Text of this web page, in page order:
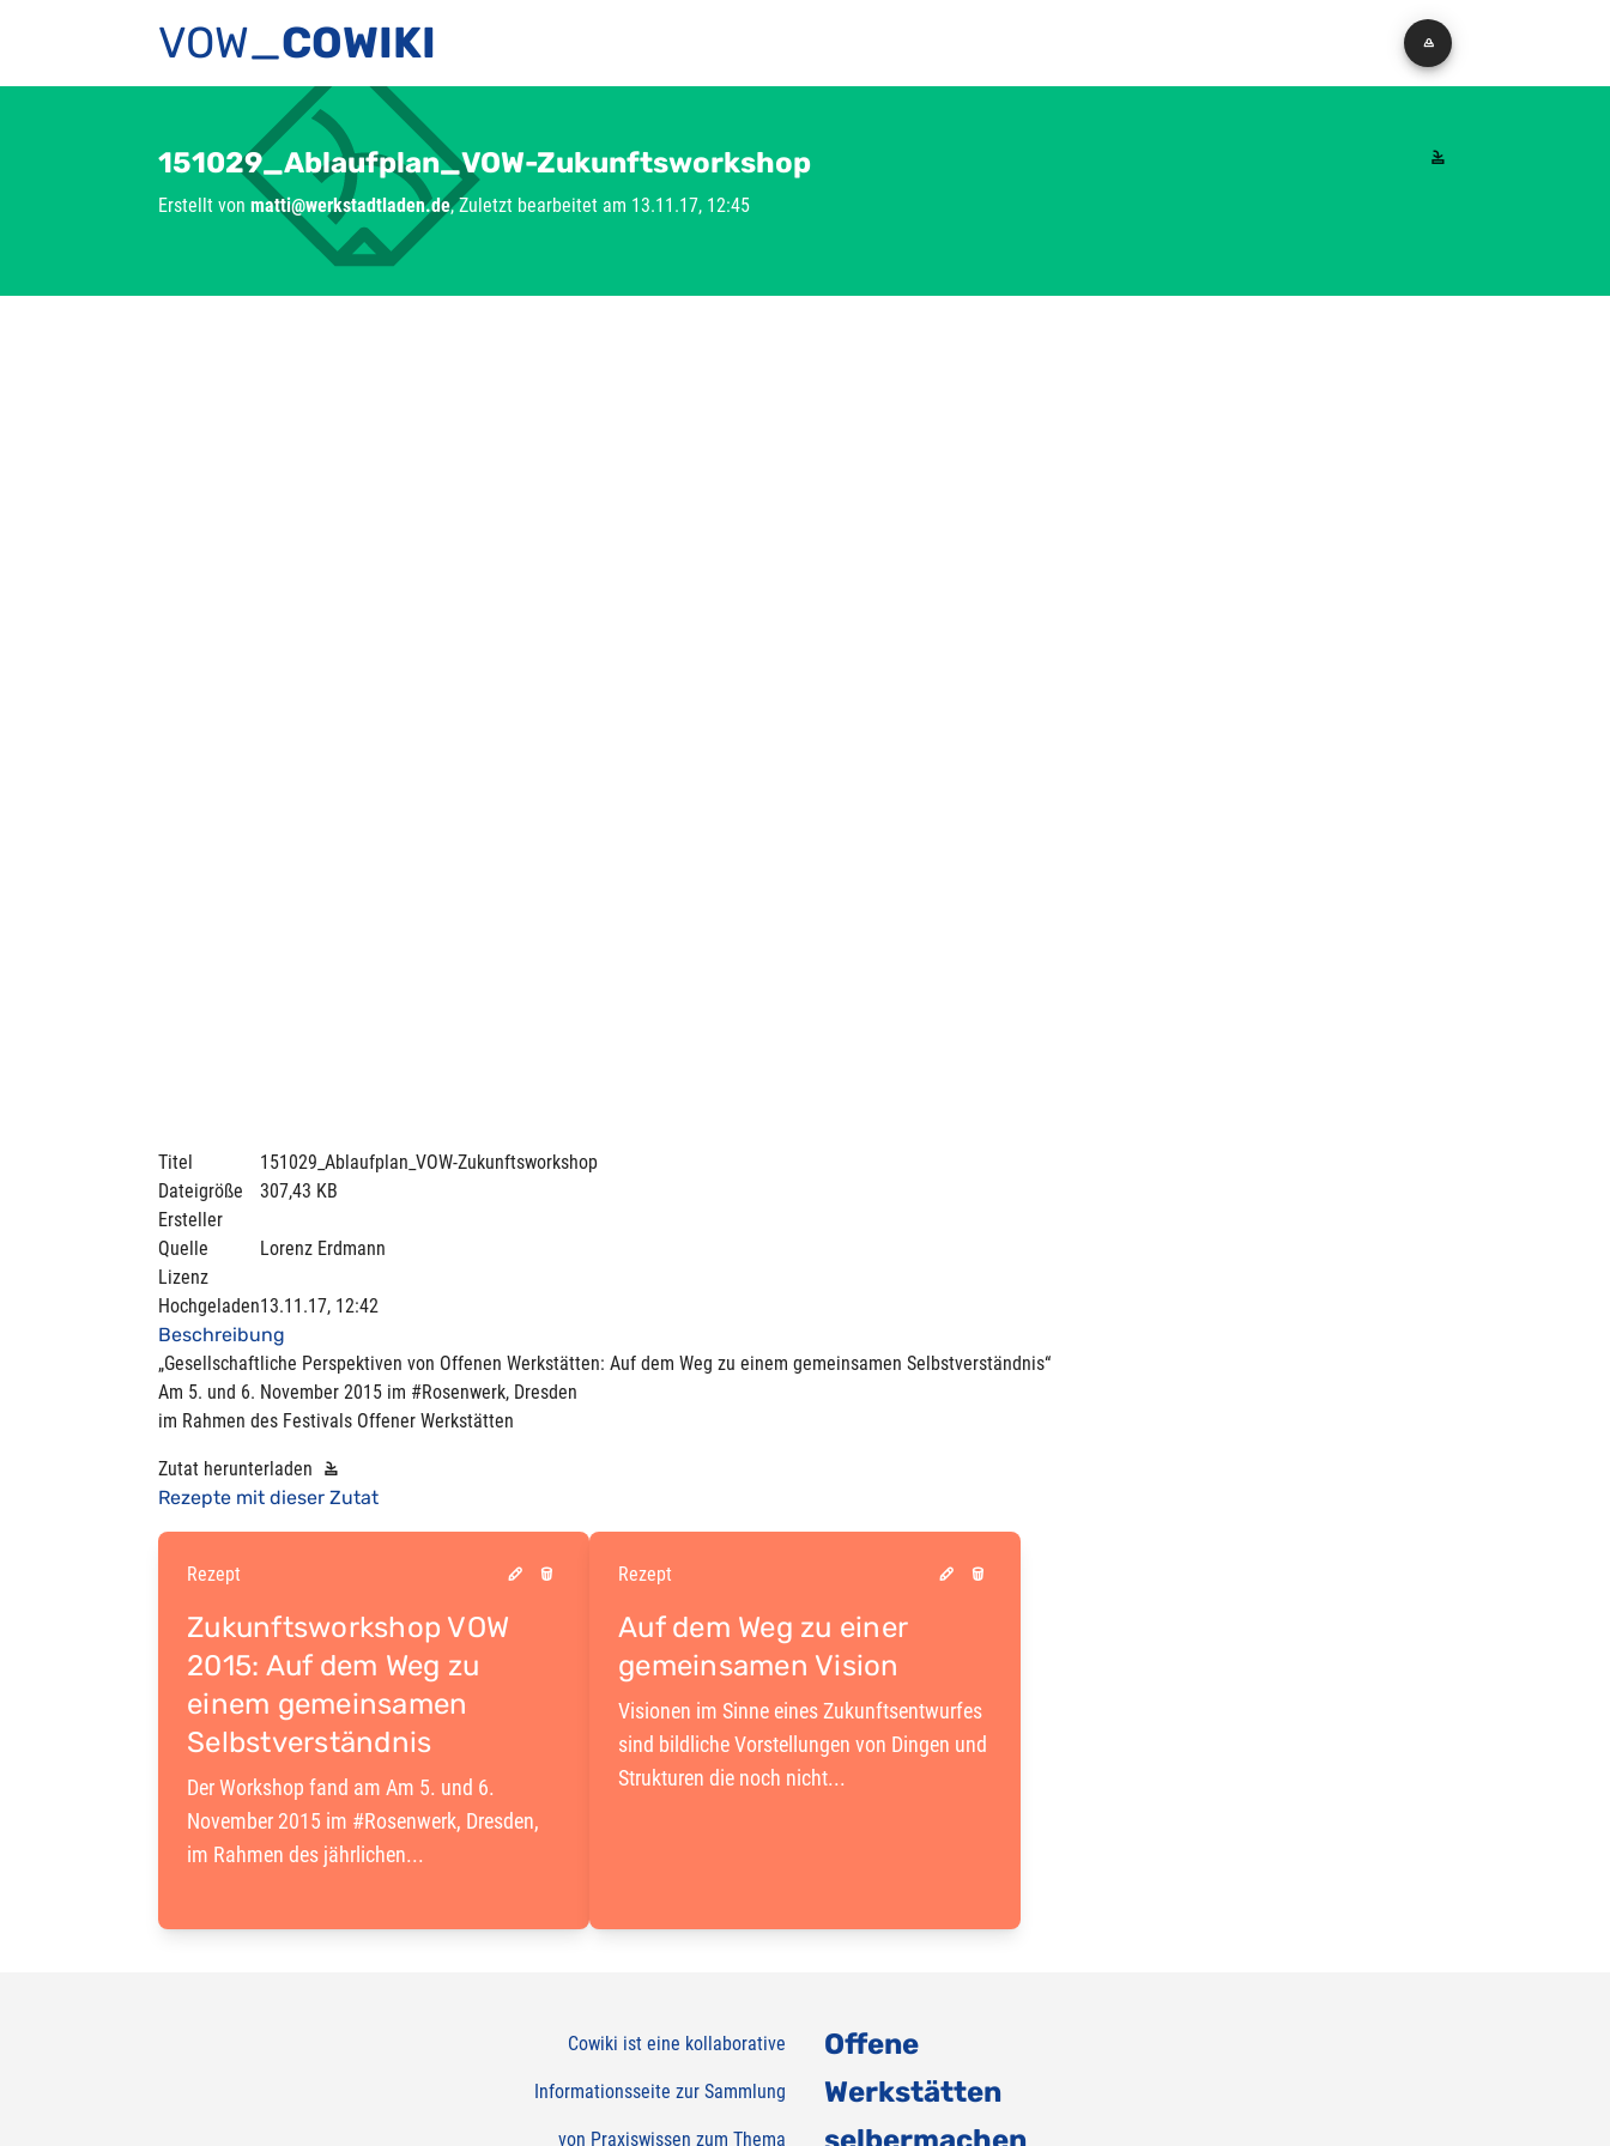
VOW_COWIKI
151029_Ablaufplan_VOW-Zukunftsworkshop
Erstellt von matti@werkstadtladen.de, Zuletzt bearbeitet am 13.11.17, 12:45
Titel
151029_Ablaufplan_VOW-Zukunftsworkshop
Dateigröße
307,43 KB
Ersteller
Quelle
Lorenz Erdmann
Lizenz
Hochgeladen13.11.17, 12:42
Beschreibung
„Gesellschaftliche Perspektiven von Offenen Werkstätten: Auf dem Weg zu einem gemeinsamen Selbstverständnis“
Am 5. und 6. November 2015 im #Rosenwerk, Dresden
im Rahmen des Festivals Offener Werkstätten
Zutat herunterladen
Rezepte mit dieser Zutat
Rezept
Zukunftsworkshop VOW
2015: Auf dem Weg zu
einem gemeinsamen
Selbstverständnis
Der Workshop fand am Am 5. und 6.
November 2015 im #Rosenwerk, Dresden,
im Rahmen des jährlichen...
Rezept
Auf dem Weg zu einer
gemeinsamen Vision
Visionen im Sinne eines Zukunftsentwurfes
sind bildliche Vorstellungen von Dingen und
Strukturen die noch nicht...
Cowiki ist eine kollaborative
Informationsseite zur Sammlung
von Praxiswissen zum Thema
Offene
Werkstätten